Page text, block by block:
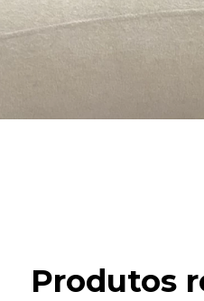
Produtos